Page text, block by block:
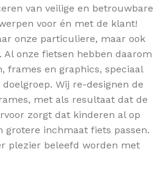
van veilige en betrouwbare
voor én met de klant!
onze particuliere, maar ook
onze fietsen hebben daarom
frames en graphics, speciaal
Wij re-designen de
met als resultaat dat de
zorgt dat kinderen al op
grotere inchmaat fiets passen.
plezier beleefd worden met